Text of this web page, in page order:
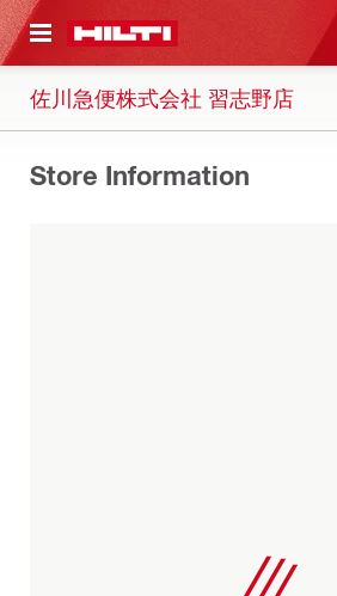
内容を表示
佐川急便株式会社 習志野店
Store Information